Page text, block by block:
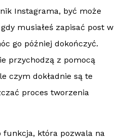
Instagrama, być może
musiałeś zapisać post w
go później dokończyć.
przychodzą z pomocą
czym dokładnie są te
proces tworzenia
funkcja, która pozwala na